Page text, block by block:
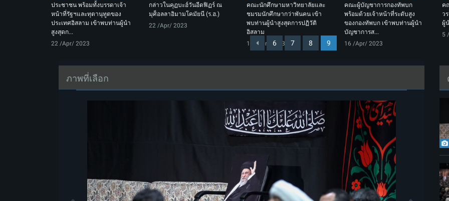
ประชาชน พร้อมทั้งบรรดาเจ้า
หน้าที่รัฐฯและทุตานุทูตของ
ประเทศอิสลาม เข้าพบท่านผู้นำ
สูงสุดก...
22 /Apr/ 2023
กล่าวในคุฏบะฮ์วันอีดฟิฏร์ ณ
มุศ็อลลาอิมามโคมัยนี (ร.ฮ.)
22 /Apr/ 2023
คณะนักศึกษามหาวิทยาลัยและ
ชมรมนักศึกษากว่าพันคน เข้า
พบท่านผู้นำสูงสุดการปฏิวัติ
อิสลาม
18 /Apr/ 2023
คณะผู้บัญชาการกองทัพบก
พร้อมด้วยเจ้าหน้าที่ระดับสูง
ของกองทัพบก เข้าพบท่านผู้นำ
บัญชาการส...
16 /Apr/ 2023
ค
ว
ผู้
5
6 7 8 9
ภาพที่เลือก